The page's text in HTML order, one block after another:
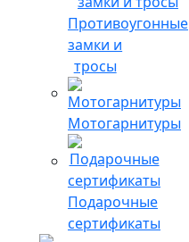
Противоугонные
замки и
тросы
Мотогарнитуры
Подарочные
сертификаты